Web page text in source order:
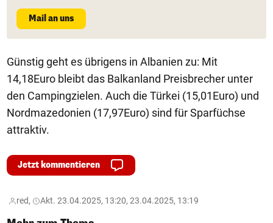
Mail an uns
Günstig geht es übrigens in Albanien zu: Mit
14,18Euro bleibt das Balkanland Preisbrecher unter
den Campingzielen. Auch die Türkei (15,01Euro) und
Nordmazedonien (17,97Euro) sind für Sparfüchse
attraktiv.
Jetzt kommentieren
red, Akt. 23.04.2025, 13:20, 23.04.2025, 13:19